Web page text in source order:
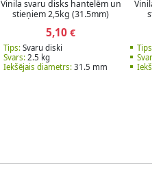
Vinila svaru disks hantelēm un
stieņiem 2,5kg (31.5mm)
5,10 €
Tips:Svaru diski
Svars:2.5 kg
Iekšējais diametrs:31.5 mm
Vinila
Tips:
Svars: